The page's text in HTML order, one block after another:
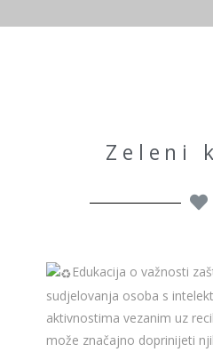
O
Zeleni
Edukacija o važnosti
sudjelovanja osoba s
aktivnostima vezanim uz
može značajno doprinijeti